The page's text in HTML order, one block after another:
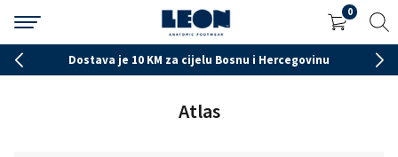
0
Dostava je 10 KM za cijelu Bosnu i Hercegovinu
Atlas